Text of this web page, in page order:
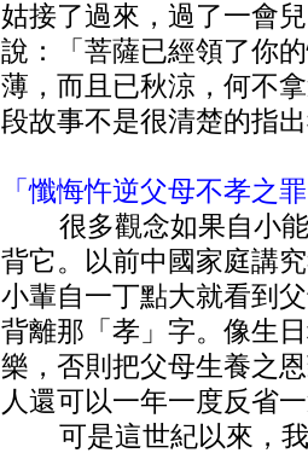
姑接了過來，過了一會
說：「菩薩已經領了你
薄，而且已秋涼，何不
段故事不是很清楚的指
「懺悔忤逆父母不孝之
很多觀念如果自小能
背它。以前中國家庭講
小輩自一丁點大就看到
背離那「孝」字。像生
樂，否則把父母生養之
人還可以一年一度反省
可是這世紀以來，我